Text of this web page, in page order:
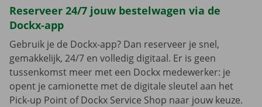
Reserveer 24/7 jouw bestelwagen via de
Dockx-app
Gebruik je de Dockx-app? Dan reserveer je snel,
gemakkelijk, 24/7 en volledig digitaal. Er is geen
tussenkomst meer met een Dockx medewerker: je
opent je camionette met de digitale sleutel aan het
Pick-up Point of Dockx Service Shop naar jouw keuze.